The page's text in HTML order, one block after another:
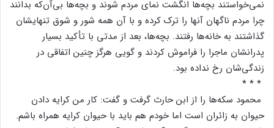
نمی‌خواستند بچه‌ها انگشت‌ نمای‌ مردم‌ شوند و بچه‌ها بی‌آن‌که‌ بدانند
چرا مردم‌ ناگهان‌ آنها را ترک‌ کرده‌ و با آن‌ همه‌ شور و شوق‌ تنهایشان‌
گذاشتند به‌ خانه‌ها رفتند. بچه‌ها، بعد از مدتی‌ با تأکید بسیار
پدرانشان‌ ماجرا را فراموش‌ کردند و گویی‌ هرگز چنین‌ اتفاقی‌ در
زندگی‌شان‌ رخ‌ نداده‌ بود.
* * *
محمود سکه‌ها را از ابن‌ حارث‌ گرفت‌ و گفت‌: کار من‌ کرایه‌ دادن‌
حیوان‌ به‌ زائران‌ است‌ اما خودم‌ هم‌ باید با حیوان‌ کرایه‌ همراه‌ باشم‌.